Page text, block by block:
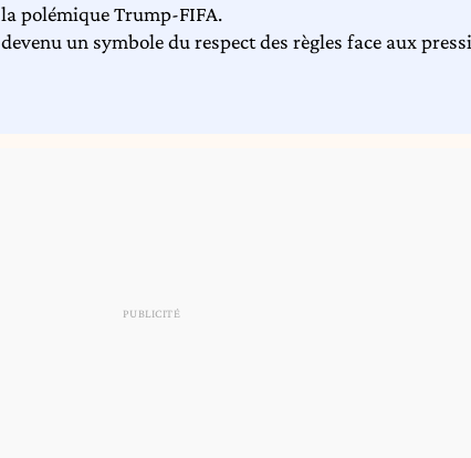
polémique Trump-FIFA.
un symbole du respect des règles face aux